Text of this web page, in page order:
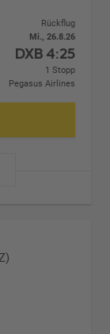
Rückflug
Mi., 26.8.26
DXB 4:25
1 Stopp
Pegasus Airlines